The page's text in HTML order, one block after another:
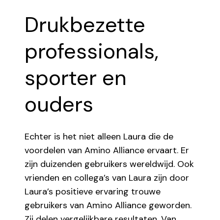
Drukbezette
professionals,
sporter en
ouders
Echter is het niet alleen Laura die de
voordelen van Amino Alliance ervaart. Er
zijn duizenden gebruikers wereldwijd. Ook
vrienden en collega’s van Laura zijn door
Laura’s positieve ervaring trouwe
gebruikers van Amino Alliance geworden.